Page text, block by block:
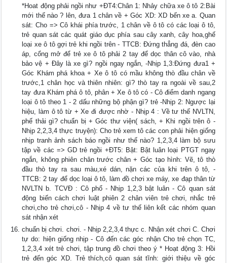
*Hoat động phải ngồi như +ĐT4:Chân 1: Nhảy chữa xe ô tô 2:Bài
mới thế nào ? lên, đưa 1 chân về + Góc XD: XD bến xe a. Quan
sát: Cho => Cô khái phía trước, 1 chân về ô tô có các loại ô tô,
trẻ quan sát các quát giáo dục phía sau cây xanh, cây hoa,ghế
loại xe ô tô gợi trẻ khi ngồi trên - TTCB: Đứng thẳng đá, đèn cao
áp, cổng mở để trẻ xe ô tô phải 2 tay để dọc thân cô vào, nhà
bảo vệ + Đây là xe gì? ngồi ngay ngắn, -Nhịp 1,3:Đứng đưa1 +
Góc Khám phá khoa + Xe ô tô có mầu không thò đầu chân về
trước,1 chân học và thiên nhiên: gì? thò tay ra ngoài về sau,2
tay đưa Khám phá ô tô, phân + Xe ô tô có - Cô điểm danh ngang
loại ô tô theo 1 - 2 dấu những bộ phận gì? trẻ -Nhịp 2: Ngược lại
hiệu, làm ô tô từ + Xe đi được nhờ - Nhịp 4 : Về tư thế NVLTN,
phế thải gì? chuẩn bị + Góc thư viện( sách, + Khi ngồi trên ô -
Nhịp 2,2,3,4 thực truyện): Cho trẻ xem tô các con phải hiện giống
nhịp tranh ảnh sách báo ngồi như thế nào? 1,2,3,4 làm bộ sưu
tập về các => GD trẻ ngồi +ĐT5: Bật: Bật luân loại PTGT ngay
ngắn, không phiên chân trước chân + Góc tạo hình: Vẽ, tô thò
đầu thò tay ra sau màu,xé dán, nặn các của khi trên ô tô, -
TTCB: 2 tay để dọc loại ô tô, làm đồ chơi xe máy, xe đạp thân từ
NVLTN b. TCVĐ : Cô phổ - Nhịp 1,2,3 bật luân - Cô quan sát
động biến cách chơi luật phiên 2 chân viên trẻ chơi, nhắc trẻ
chơi,cho trẻ chơi,cô - Nhịp 4 về tư thế liên kết các nhóm quan
sát nhận xét
chuẩn bị chơi. chơi. - Nhịp 2,2,3,4 thực c. Nhận xét chơi C. Chơi
tự do: hiện giống nhịp - Cô đến các góc nhận Cho trẻ chọn TC,
1,2,3,4 xét trẻ chơi, tập trung đồ chơi theo ý * Hoạt động 3: Hồi
trẻ đến góc XD. Trẻ thích,cô quan sát tĩnh: giới thiệu về góc